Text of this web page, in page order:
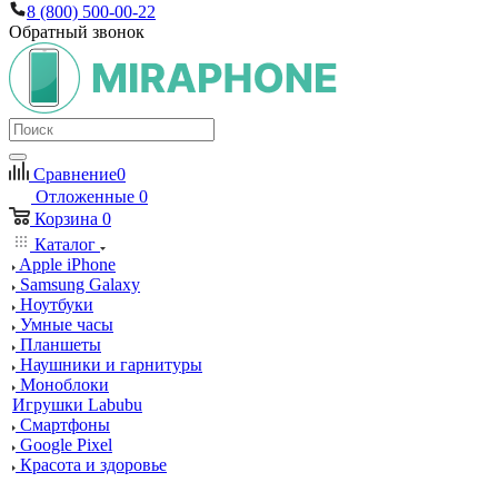
8 (800) 500-00-22
Обратный звонок
Сравнение0
Отложенные 0
Корзина 0
Каталог
Apple iPhone
Samsung Galaxy
Ноутбуки
Умные часы
Планшеты
Наушники и гарнитуры
Моноблоки
Игрушки Labubu
Смартфоны
Google Pixel
Красота и здоровье